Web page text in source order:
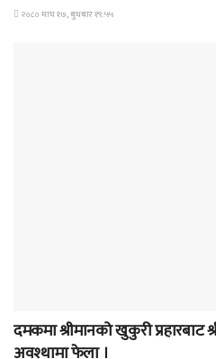
२०८० माघ १७, बुधबार १९:५५
दमकमा श्रीमानको खुकुरी प्रहारबाट
अवश्थामा फेला ।